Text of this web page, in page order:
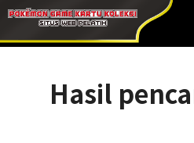
Hasil